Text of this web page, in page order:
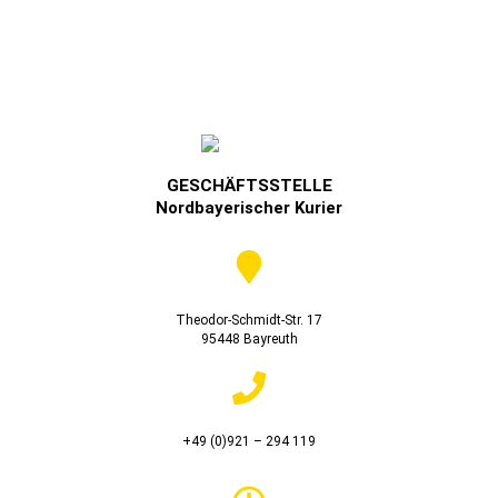
GESCHÄFTSSTELLE
Nordbayerischer Kurier
Theodor-Schmidt-Str. 17
95448 Bayreuth
+49 (0)921 – 294 119